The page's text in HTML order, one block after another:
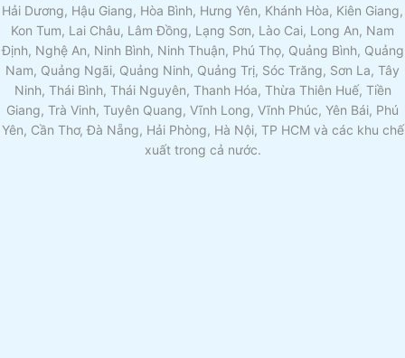
Hải Dương, Hậu Giang, Hòa Bình, Hưng Yên, Khánh Hòa, Kiên Giang,
Kon Tum, Lai Châu, Lâm Đồng, Lạng Sơn, Lào Cai, Long An, Nam
Định, Nghệ An, Ninh Bình, Ninh Thuận, Phú Thọ, Quảng Bình, Quảng
Nam, Quảng Ngãi, Quảng Ninh, Quảng Trị, Sóc Trăng, Sơn La, Tây
Ninh, Thái Bình, Thái Nguyên, Thanh Hóa, Thừa Thiên Huế, Tiền
Giang, Trà Vinh, Tuyên Quang, Vĩnh Long, Vĩnh Phúc, Yên Bái, Phú
Yên, Cần Thơ, Đà Nẵng, Hải Phòng, Hà Nội, TP HCM và các khu chế
xuất trong cả nước.